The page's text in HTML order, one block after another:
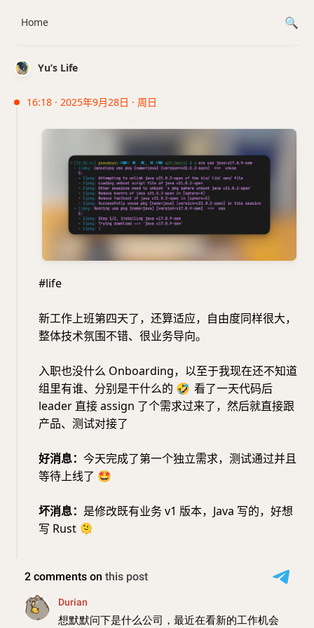
Yu’s Life
16:18 · 2025年9月28日 · 周日
#life
新工作上班第四天了，还算适应，自由度同样很大，
整体技术氛围不错、很业务导向。
入职也没什么 Onboarding，以至于我现在还不知道
组里有谁、分别是干什么的 🤣 看了一天代码后
leader 直接 assign 了个需求过来了，然后就直接跟
产品、测试对接了
好消息： 今天完成了第一个独立需求，测试通过并且
等待上线了 🤩
坏消息： 是修改既有业务 v1 版本，Java 写的，好想
写 Rust 🫠
Home